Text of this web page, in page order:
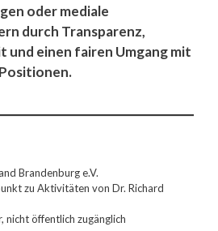
oder mediale
durch Transparenz,
und einen fairen Umgang mit
Brandenburg e.V.
zu Aktivitäten von Dr. Richard
nicht öffentlich zugänglich